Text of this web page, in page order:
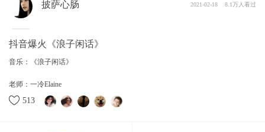
披萨心肠 2021-02-18 8.1万人看过
抖音爆火《浪子闲话》
音乐：《浪子闲话》
老师：一冷Elaine
513